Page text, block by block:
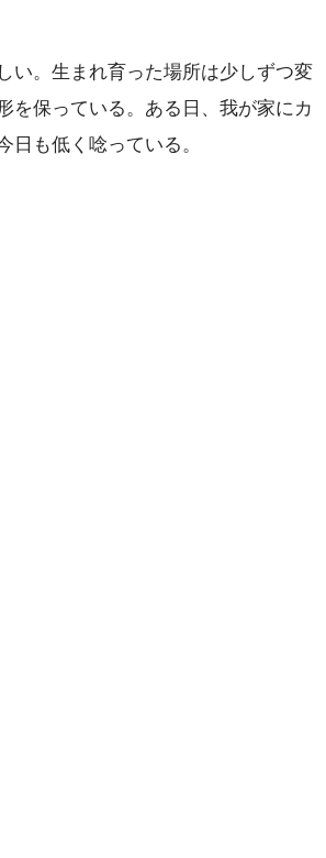
い。生まれ育った場所は少しずつ変
を保っている。ある日、我が家にカ
日も低く唸っている。